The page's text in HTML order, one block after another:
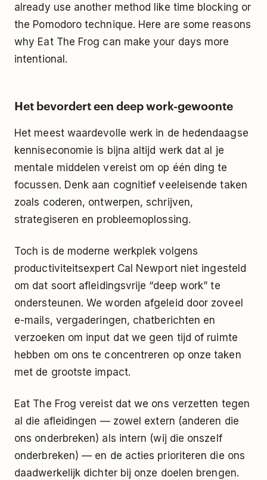
already use another method like time blocking or
the Pomodoro technique. Here are some reasons
why Eat The Frog can make your days more
intentional.
Het bevordert een deep work-gewoonte
Het meest waardevolle werk in de hedendaagse
kenniseconomie is bijna altijd werk dat al je
mentale middelen vereist om op één ding te
focussen. Denk aan cognitief veeleisende taken
zoals coderen, ontwerpen, schrijven,
strategiseren en probleemoplossing.
Toch is de moderne werkplek volgens
productiviteitsexpert Cal Newport niet ingesteld
om dat soort afleidingsvrije “deep work” te
ondersteunen. We worden afgeleid door zoveel
e-mails, vergaderingen, chatberichten en
verzoeken om input dat we geen tijd of ruimte
hebben om ons te concentreren op onze taken
met de grootste impact.
Eat The Frog vereist dat we ons verzetten tegen
al die afleidingen — zowel extern (anderen die
ons onderbreken) als intern (wij die onszelf
onderbreken) — en de acties prioriteren die ons
daadwerkelijk dichter bij onze doelen brengen.